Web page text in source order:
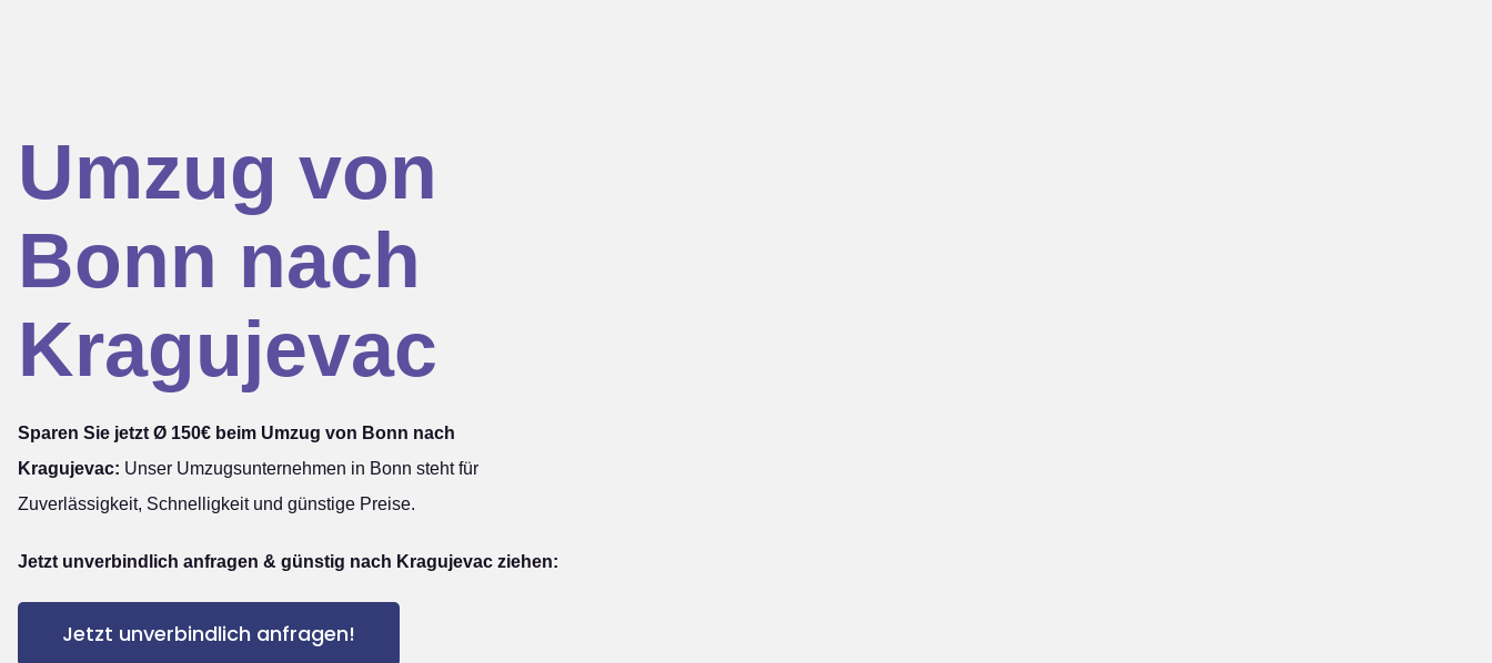
Umzug von
Bonn nach
Kragujevac
Sparen Sie jetzt Ø 150€ beim Umzug von Bonn nach
Kragujevac: Unser Umzugsunternehmen in Bonn steht für
Zuverlässigkeit, Schnelligkeit und günstige Preise.
Jetzt unverbindlich anfragen & günstig nach Kragujevac ziehen:
Jetzt unverbindlich anfragen!